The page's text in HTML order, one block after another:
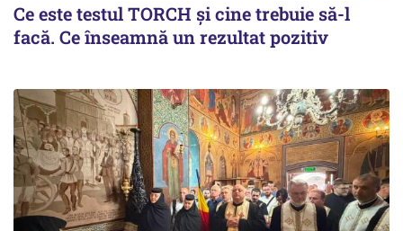
Ce este testul TORCH și cine trebuie să-l
facă. Ce înseamnă un rezultat pozitiv